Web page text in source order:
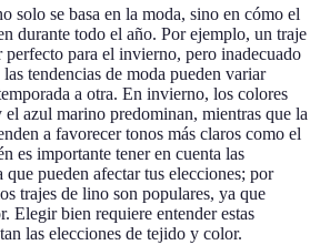
solo se basa en la moda, sino en cómo el
durante todo el año. Por ejemplo, un traje
perfecto para el invierno, pero inadecuado
tendencias de moda pueden variar
a otra. En invierno, los colores
azul marino predominan, mientras que la
a favorecer tonos más claros como el
es importante tener en cuenta las
que pueden afectar tus elecciones; por
trajes de lino son populares, ya que
Elegir bien requiere entender estas
las elecciones de tejido y color.